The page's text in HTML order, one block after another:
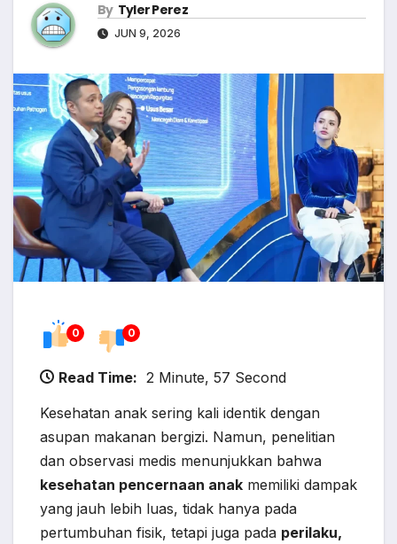
By Tyler Perez
JUN 9, 2026
0 0
Read Time: 2 Minute, 57 Second
Kesehatan anak sering kali identik dengan
asupan makanan bergizi. Namun, penelitian
dan observasi medis menunjukkan bahwa
kesehatan pencernaan anak memiliki dampak
yang jauh lebih luas, tidak hanya pada
pertumbuhan fisik, tetapi juga pada perilaku,